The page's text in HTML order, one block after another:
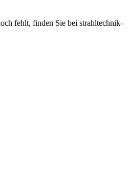
fehlt, finden Sie bei strahltechnik-